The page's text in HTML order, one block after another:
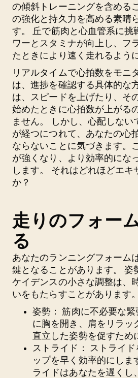
の傾斜トレーニングを含める
の強化と持久力を高める素晴
す。 丘で筋肉と心血管系に挑
ワーとスタミナが向上し、フ
たときにより速く走れるよう
リアルタイムで心拍数をモニ
は、進捗を確認する具体的な
は、スピードを上げたり、そ
始めたときに心拍数が上がる
ません。 しかし、心配しない
が経つにつれて、あなたの心
ならないことに気づきます。
が強くなり、より効率的にな
します。 それはどれほどエキ
か？
走りのフォー
る
あなたのランニングフォーム
鍵となることがあります。 姿
ケイデンスの小さな調整は、
いをもたらすことがあります。
姿勢： 筋肉に不必要な
に胸を開き、肩をリラッ
直立した姿勢を促すため
ストライド：
ストライ
ップを早く効率的にしま
ライドはあなたを遅くし